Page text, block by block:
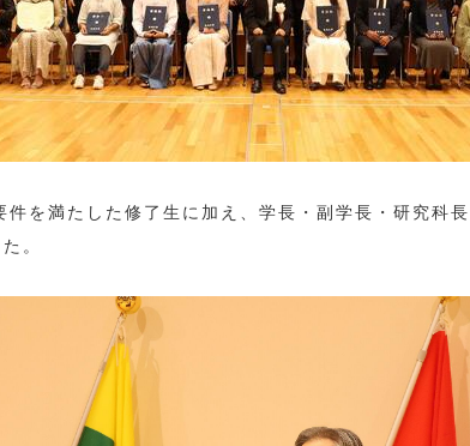
件を満たした修了生に加え、学長・副学長・研究科
。